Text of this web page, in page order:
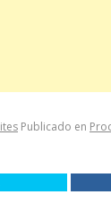
Publicado en